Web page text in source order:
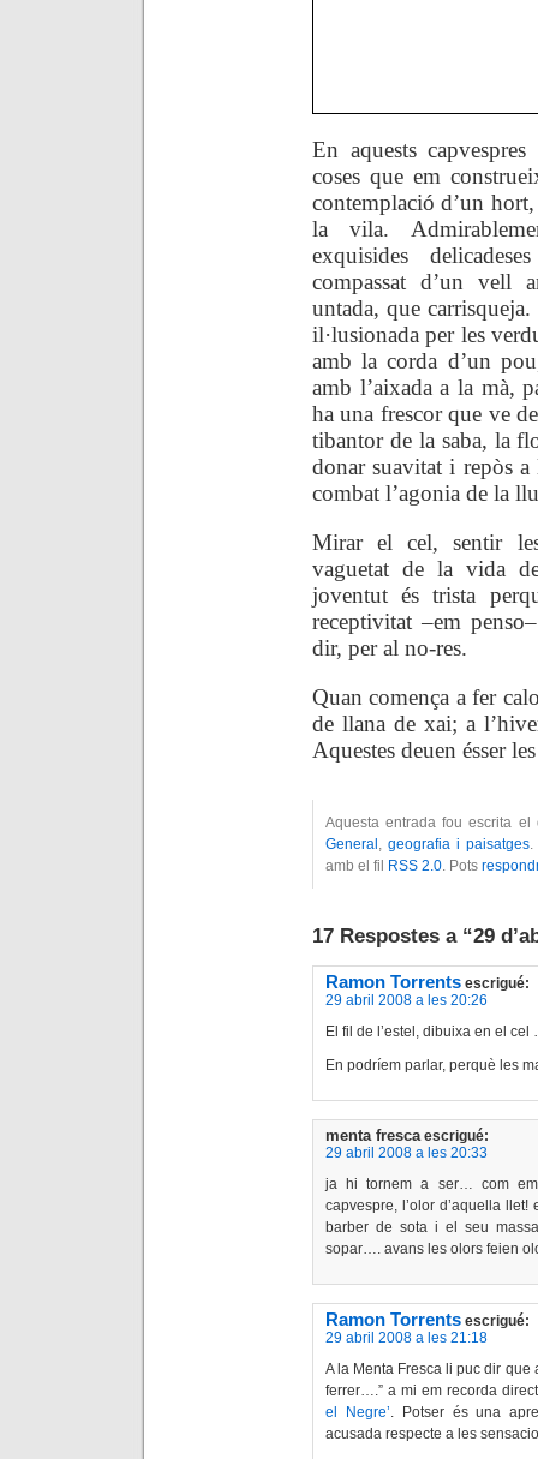
En aquests
coses que em
contemplació d’un
la vila.
exquisides
compassat d’un vell
untada, que
il·lusionada per les
amb la corda d’un
amb l’aixada a la mà,
ha una frescor que ve
tibantor de la saba, la
donar suavitat i repòs a
combat l’agonia de la
Mirar el cel, sentir
vaguetat de la vida
joventut és trista
receptivitat –em
dir, per al no-res.
Quan comença a fer
de llana de xai; a
Aquestes deuen ésser
Aquesta entrada fou escrita
General ,geografia i paisatges.
amb el fil
RSS 2.0. Pots
17 Respostes a “29
Ramon Torrents escrigué:
29 abril 2008 a les 20:26
El fil de l’estel, dibuixa en el cel
En podríem parlar, perquè les
menta fresca escrigué:
29 abril 2008 a les 20:33
ja hi tornem a ser… com em
capvespre, l’olor d’aquella
barber de sota i el seu
sopar…. avans les olors feien
Ramon Torrents escrigué:
29 abril 2008 a les 21:18
A la Menta Fresca li puc dir que
ferrer….” a mi em recorda
el Negre’. Potser és una
acusada respecte a les